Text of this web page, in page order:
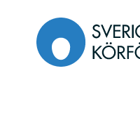
innehåll